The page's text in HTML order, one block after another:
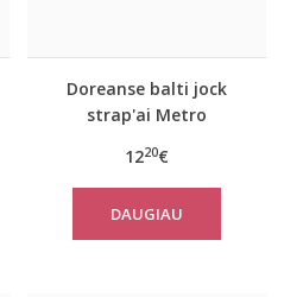
Doreanse balti jock
strap'ai Metro
1220€
DAUGIAU